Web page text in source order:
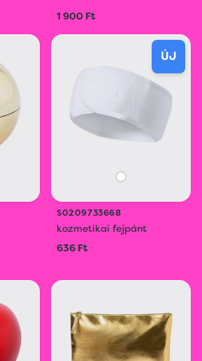
1 900 Ft
ÚJ
S0209733668
kozmetikai fejpánt
636 Ft